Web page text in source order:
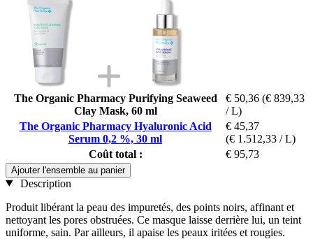
The Organic Pharmacy Purifying Seaweed
Clay Mask, 60 ml
€ 50,36 (€ 839,33
/ L)
The Organic Pharmacy Hyaluronic Acid
Serum 0,2 %, 30 ml
€ 45,37
(€ 1.512,33 / L)
Coût total :
€ 95,73
Ajouter l'ensemble au panier
Description
Produit libérant la peau des impuretés, des points noirs, affinant et
nettoyant les pores obstruées. Ce masque laisse derrière lui, un teint
uniforme, sain. Par ailleurs, il apaise les peaux iritées et rougies.